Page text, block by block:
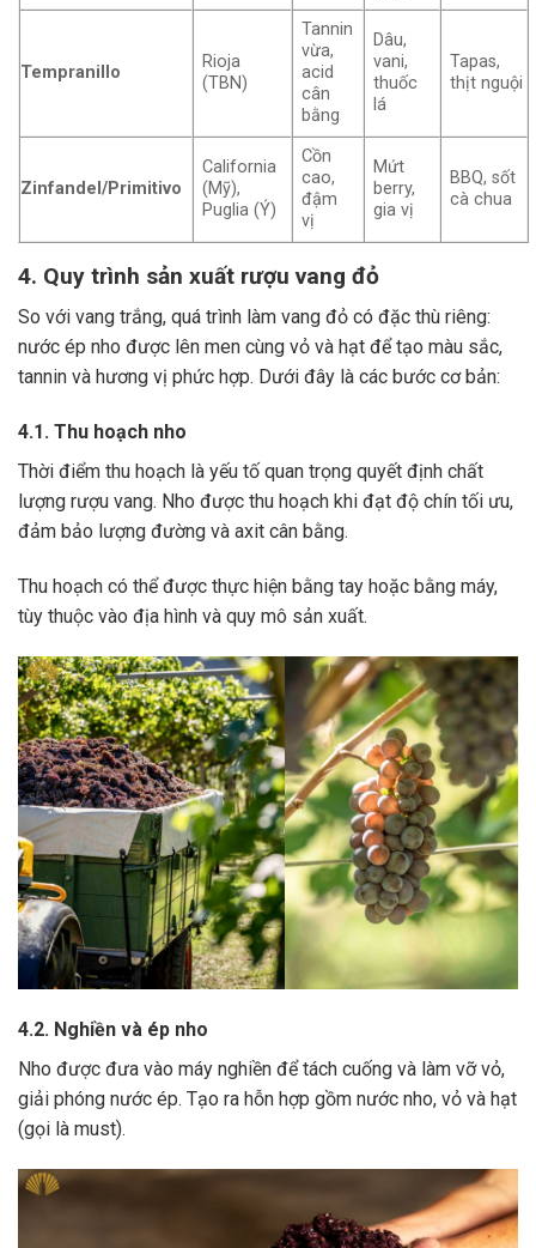
Tempranillo
Rioja
(TBN)
Tannin
vừa,
acid
cân
bằng
Dâu,
vani,
thuốc
lá
Tapas,
thịt nguội
Zinfandel/Primitivo
California
(Mỹ),
Puglia (Ý)
Cồn
cao,
đậm
vị
Mứt
berry,
gia vị
BBQ, sốt
cà chua
4. Quy trình sản xuất rượu vang đỏ
So với vang trắng, quá trình làm vang đỏ có đặc thù riêng:
nước ép nho được lên men cùng vỏ và hạt để tạo màu sắc,
tannin và hương vị phức hợp. Dưới đây là các bước cơ bản:
4.1. Thu hoạch nho
Thời điểm thu hoạch là yếu tố quan trọng quyết định chất
lượng rượu vang. Nho được thu hoạch khi đạt độ chín tối ưu,
đảm bảo lượng đường và axit cân bằng.
Thu hoạch có thể được thực hiện bằng tay hoặc bằng máy,
tùy thuộc vào địa hình và quy mô sản xuất.
4.2. Nghiền và ép nho
Nho được đưa vào máy nghiền để tách cuống và làm vỡ vỏ,
giải phóng nước ép. Tạo ra hỗn hợp gồm nước nho, vỏ và hạt
(gọi là must).